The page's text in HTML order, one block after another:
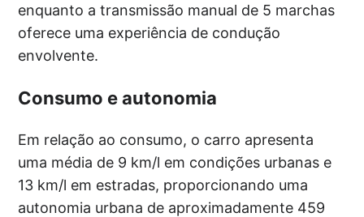
enquanto a transmissão manual de 5 marchas
oferece uma experiência de condução
envolvente.
Consumo e autonomia
Em relação ao consumo, o carro apresenta
uma média de 9 km/l em condições urbanas e
13 km/l em estradas, proporcionando uma
autonomia urbana de aproximadamente 459